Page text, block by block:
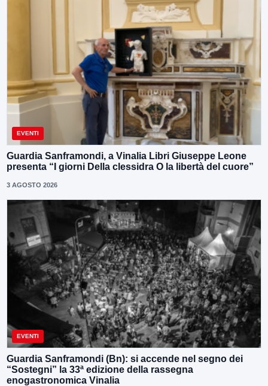
EVENTI
Guardia Sanframondi, a Vinalia Libri Giuseppe Leone
presenta “I giorni Della clessidra O la libertà del cuore”
3 AGOSTO 2026
EVENTI
Guardia Sanframondi (Bn): si accende nel segno dei
“Sostegni” la 33ª edizione della rassegna
enogastronomica Vinalia